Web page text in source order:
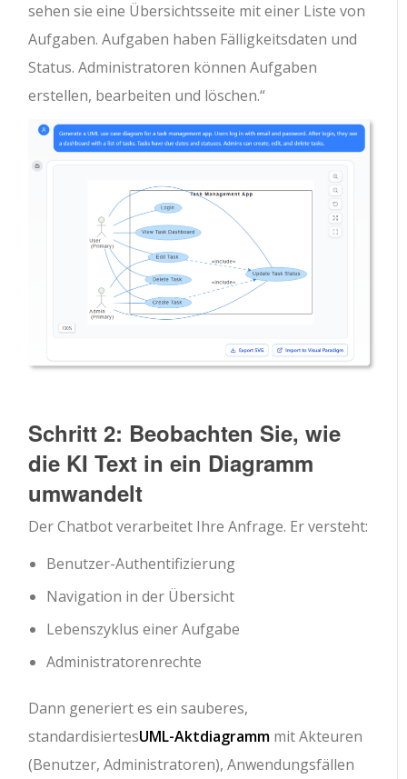
sehen sie eine Übersichtsseite mit einer Liste von
Aufgaben. Aufgaben haben Fälligkeitsdaten und
Status. Administratoren können Aufgaben
erstellen, bearbeiten und löschen.“
Schritt 2: Beobachten Sie, wie
die KI Text in ein Diagramm
umwandelt
Der Chatbot verarbeitet Ihre Anfrage. Er versteht:
Benutzer-Authentifizierung
Navigation in der Übersicht
Lebenszyklus einer Aufgabe
Administratorenrechte
Dann generiert es ein sauberes,
standardisiertesUML-Aktdiagramm mit Akteuren
(Benutzer, Administratoren), Anwendungsfällen